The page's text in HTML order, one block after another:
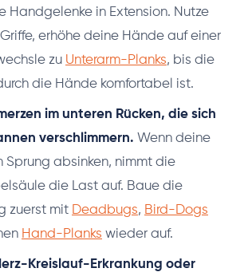
Handgelenke in Extension. Nutze
erhöhe deine Hände auf einer
zu Unterarm-Planks, bis die
die Hände komfortabel ist.
im unteren Rücken, die sich
verschlimmern. Wenn deine
Sprung absinken, nimmt die
die Last auf. Baue die
zuerst mit Deadbugs, Bird-Dogs
Hand-Planks wieder auf.
Kreislauf-Erkrankung oder